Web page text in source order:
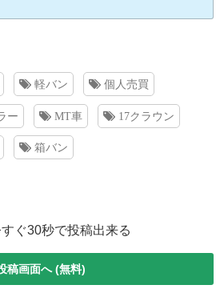
軽バン 個人売買
ー MT車 17クラウン
箱バン
ぐ30秒で投稿出来る
稿画面へ (無料)